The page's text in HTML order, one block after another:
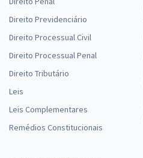
Direito Previdenciário
Direito Processual Civil
Direito Processual Penal
Direito Tributário
Leis
Leis Complementares
Remédios Constitucionais